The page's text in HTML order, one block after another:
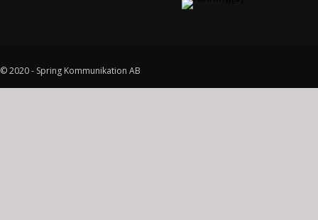
© 2020 - Spring Kommunikation AB